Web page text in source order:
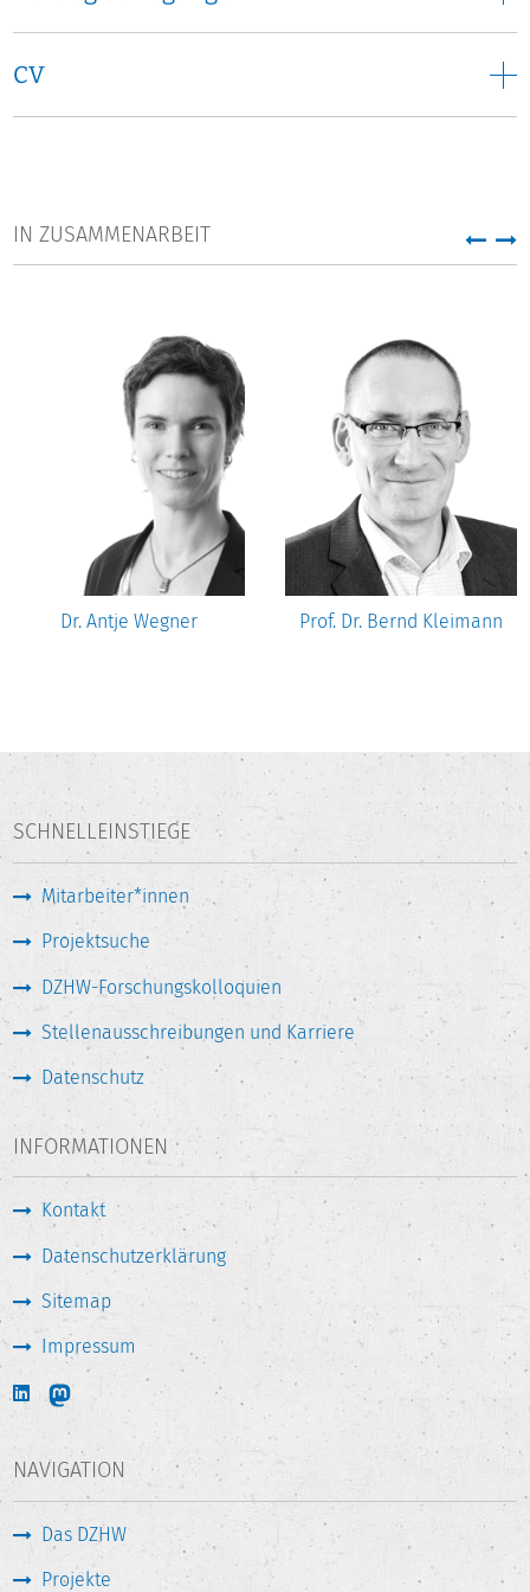
3 "Governance in Hochschule und Wissenschaft".
CV
IN ZUSAMMENARBEIT
Dr. Antje Wegner Prof. Dr. Bernd Kleimann
SCHNELLEINSTIEGE
Mitarbeiter*innen
Projektsuche
DZHW-Forschungskolloquien
Stellenausschreibungen und Karriere
Datenschutz
INFORMATIONEN
Kontakt
Datenschutzerklärung
Sitemap
Impressum
NAVIGATION
Das DZHW
Projekte